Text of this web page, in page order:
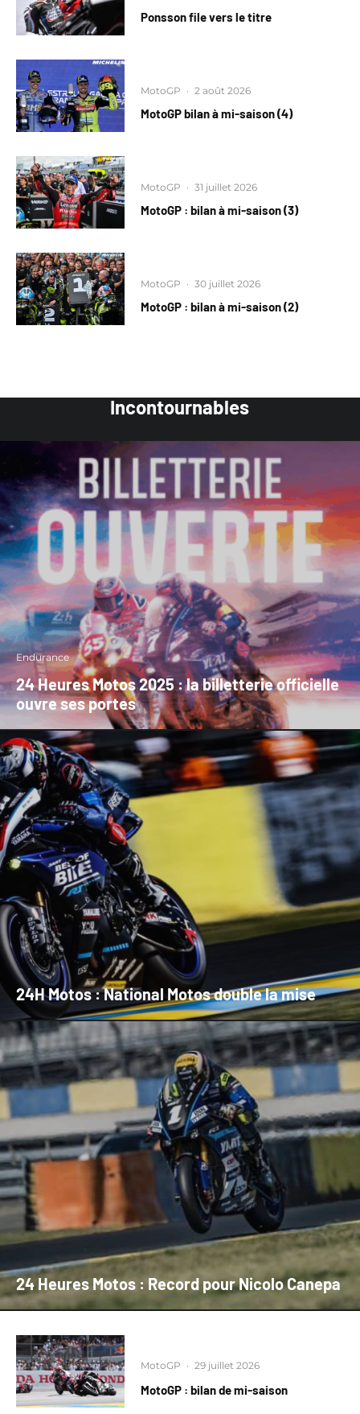
Ponsson file vers le titre
MotoGP · 2 août 2026
MotoGP bilan à mi-saison (4)
MotoGP · 31 juillet 2026
MotoGP : bilan à mi-saison (3)
MotoGP · 30 juillet 2026
MotoGP : bilan à mi-saison (2)
Incontournables
Endurance
24 Heures Motos 2025 : la billetterie officielle
ouvre ses portes
24H Motos : National Motos double la mise
24 Heures Motos : Record pour Nicolo Canepa
MotoGP · 29 juillet 2026
MotoGP : bilan de mi-saison